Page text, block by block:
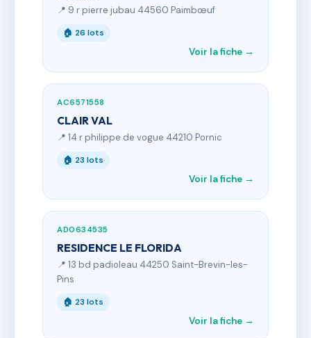
📍 9 r pierre jubau 44560 Paimbœuf
🏠 26 lots
Voir la fiche →
AC6571558
CLAIR VAL
📍 14 r philippe de vogue 44210 Pornic
🏠 23 lots
Voir la fiche →
AD0634535
RESIDENCE LE FLORIDA
📍 13 bd padioleau 44250 Saint-Brevin-les-
Pins
🏠 23 lots
Voir la fiche →